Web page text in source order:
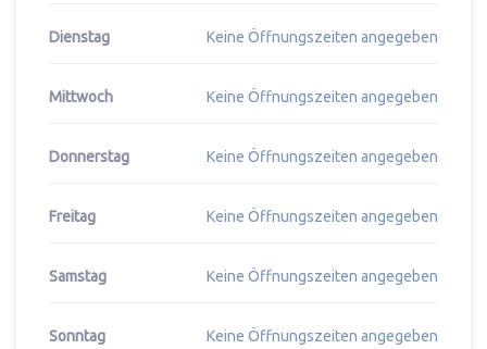
Dienstag Keine Öffnungszeiten angegeben
Mittwoch Keine Öffnungszeiten angegeben
Donnerstag Keine Öffnungszeiten angegeben
Freitag Keine Öffnungszeiten angegeben
Samstag Keine Öffnungszeiten angegeben
Sonntag Keine Öffnungszeiten angegeben